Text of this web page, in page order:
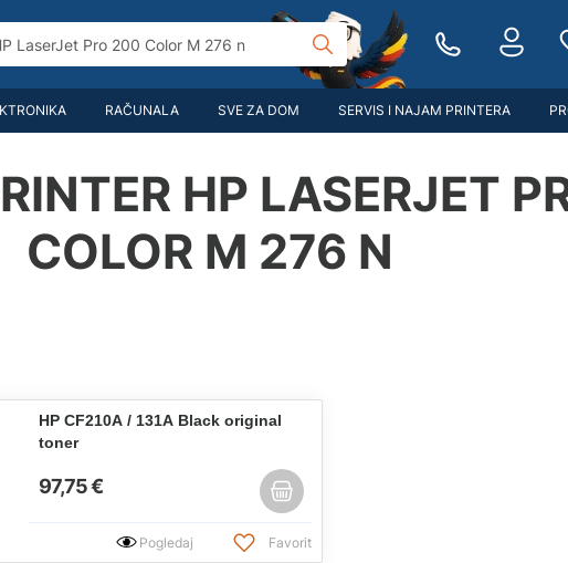
RAČUNALA SVE ZA DOM SERVIS I NAJAM PRINTERA
HP LASERJET
COLOR M 276 N
HP CF210A / 131A Black original
toner
97,75 €
Pogledaj Favorit